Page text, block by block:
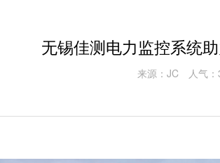
无锡佳测电力监控系统
来源：JC 人气